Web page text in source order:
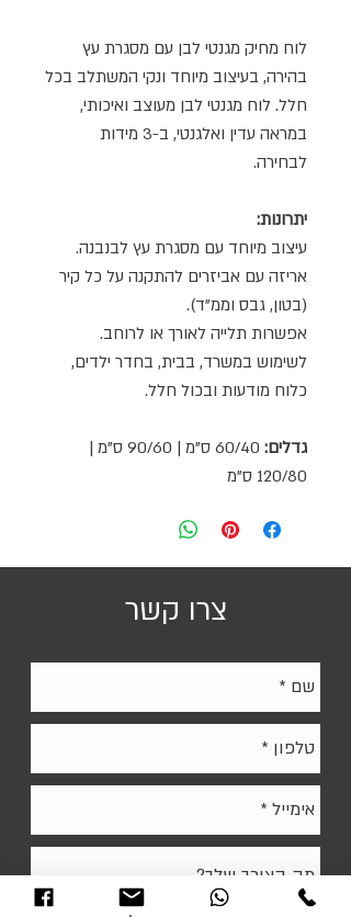
לוח מחיק מגנטי לבן עם מסגרת עץ
בהירה, בעיצוב מיוחד ונקי המשתלב בכל
חלל. לוח מגנטי לבן מעוצב ואיכותי,
במראה עדין ואלגנטי, ב-3 מידות
לבחירה.
יתרונות:
עיצוב מיוחד עם מסגרת עץ לבנבנה.
אריזה עם אביזרים להתקנה על כל קיר
(בטון, גבס וממ"ד).
אפשרות תלייה לאורך או לרוחב.
לשימוש במשרד, בבית, בחדר ילדים,
כלוח מודעות ובכול חלל.
גדלים:
60/40 ס"מ | 90/60 ס"מ |
120/80 ס"מ
צרו קשר